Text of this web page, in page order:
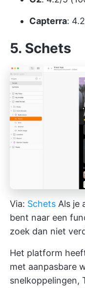
Capterra:
5. Schets
Via: Schets Als je
bent naar een
zoek dan niet
Het platform
met aanpasbare
snelkoppelingen,